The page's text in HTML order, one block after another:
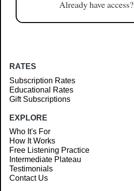
Already have access?
RATES
Subscription Rates
Educational Rates
Gift Subscriptions
EXPLORE
Who It's For
How It Works
Free Listening Practice
Intermediate Plateau
Testimonials
Contact Us